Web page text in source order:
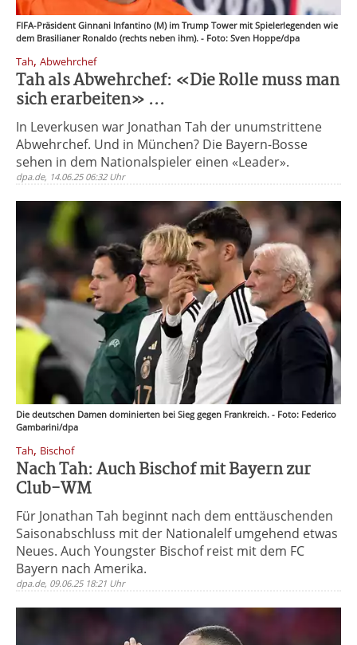
FIFA-Präsident Ginnani Infantino (M) im Trump Tower mit Spielerlegenden wie
dem Brasilianer Ronaldo (rechts neben ihm). - Foto: Sven Hoppe/dpa
Tah, Abwehrchef
Tah als Abwehrchef: «Die Rolle muss man
sich erarbeiten» ...
In Leverkusen war Jonathan Tah der unumstrittene
Abwehrchef. Und in München? Die Bayern-Bosse
sehen in dem Nationalspieler einen «Leader».
dpa.de, 14.06.25 06:32 Uhr
Die deutschen Damen dominierten bei Sieg gegen Frankreich. - Foto: Federico
Gambarini/dpa
Tah, Bischof
Nach Tah: Auch Bischof mit Bayern zur
Club-WM
Für Jonathan Tah beginnt nach dem enttäuschenden
Saisonabschluss mit der Nationalelf umgehend etwas
Neues. Auch Youngster Bischof reist mit dem FC
Bayern nach Amerika.
dpa.de, 09.06.25 18:21 Uhr